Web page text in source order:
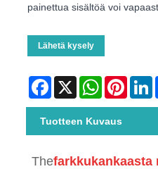
painettua sisältöä voi
Lähetä kysely
Facebook
X WhatsApp
Tuotteen Kuvaus
The